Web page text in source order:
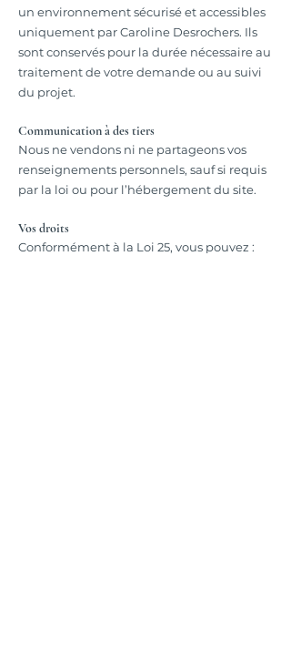
un environnement sécurisé et accessibles
uniquement par Caroline Desrochers. Ils
sont conservés pour la durée nécessaire au
traitement de votre demande ou au suivi
du projet.
Communication à des tiers
Nous ne vendons ni ne partageons vos
renseignements personnels, sauf si requis
par la loi ou pour l’hébergement du site.
Vos droits
Conformément à la Loi 25, vous pouvez :